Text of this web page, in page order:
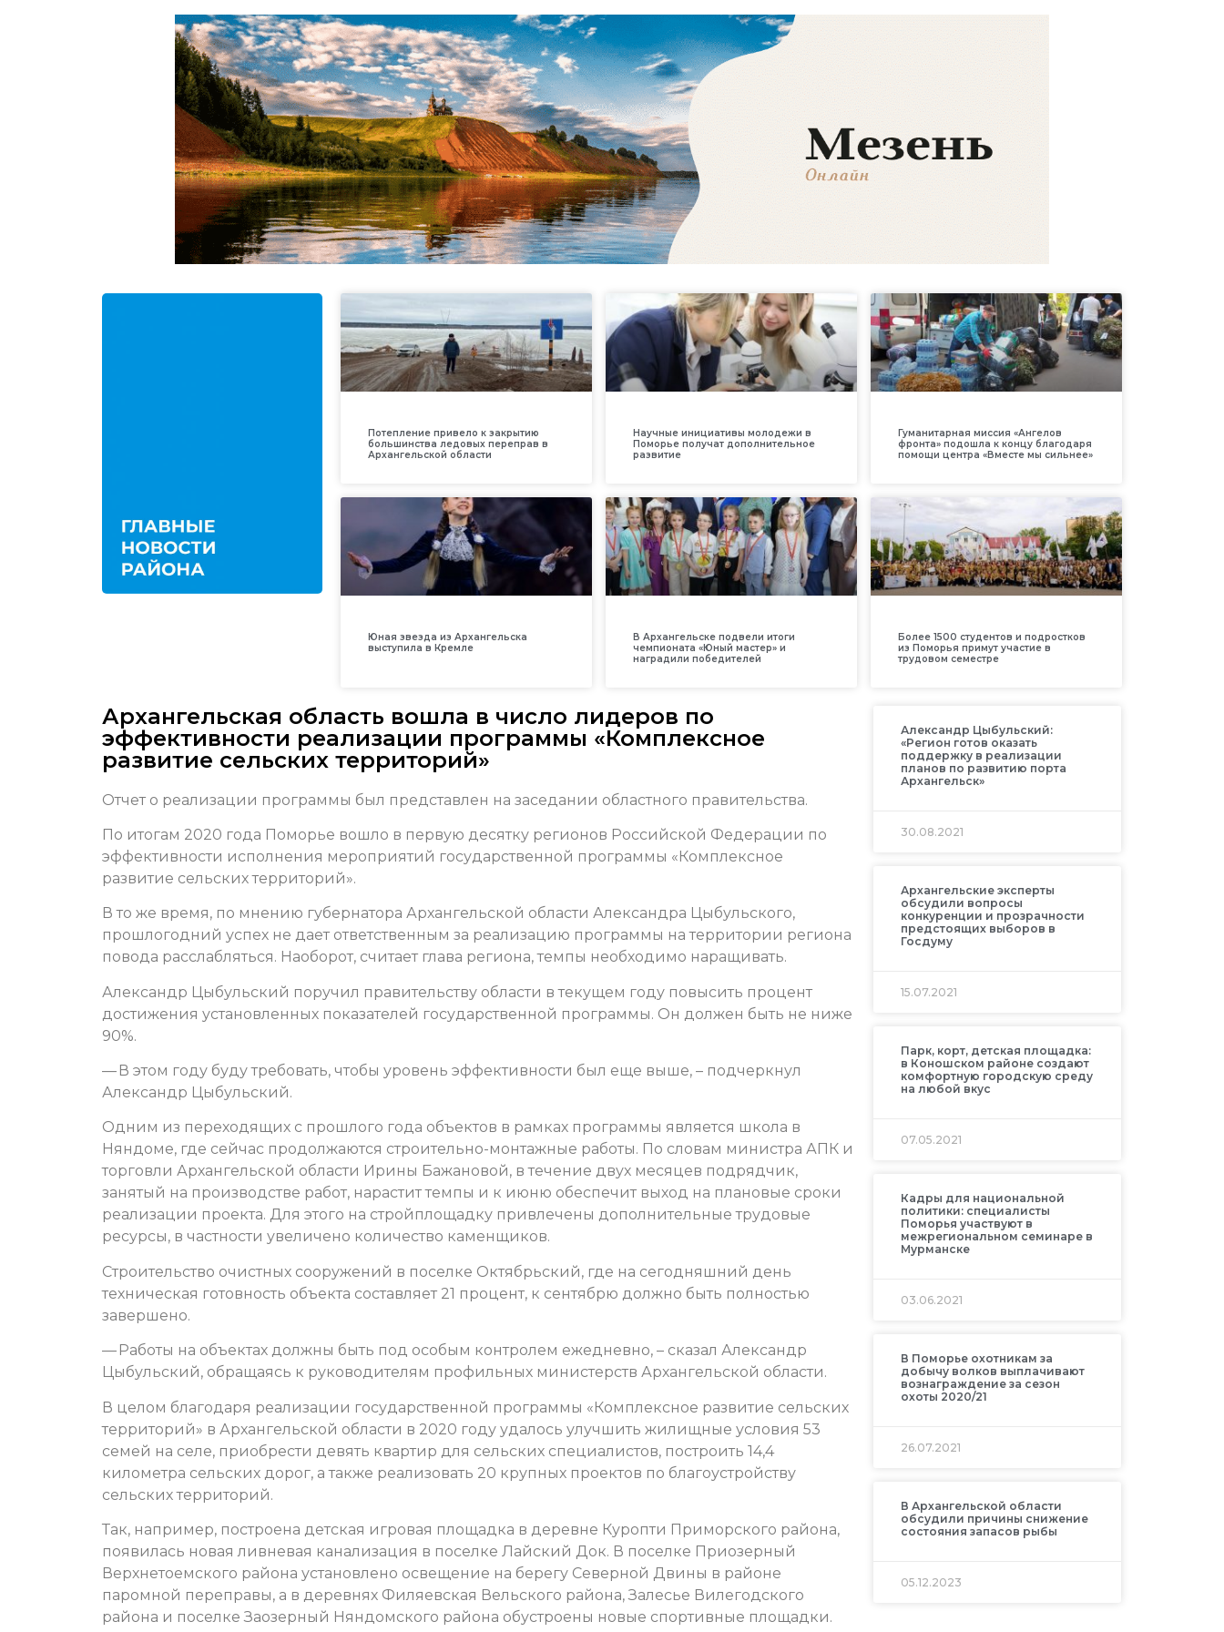
Потепление привело к закрытию
большинства ледовых переправ в
Архангельской области
Научные инициативы молодежи в
Поморье получат дополнительное
развитие
Гуманитарная миссия «Ангелов
фронта» подошла к концу благодаря
помощи центра «Вместе мы сильнее»
Юная звезда из Архангельска
выступила в Кремле
В Архангельске подвели итоги
чемпионата «Юный мастер» и
наградили победителей
Более 1500 студентов и подростков
из Поморья примут участие в
трудовом семестре
Архангельская область вошла в число лидеров по
эффективности реализации программы «Комплексное
развитие сельских территорий»
Отчет о реализации программы был представлен на заседании областного правительства.
По итогам 2020 года Поморье вошло в первую десятку регионов Российской Федерации по
эффективности исполнения мероприятий государственной программы «Комплексное
развитие сельских территорий».
В то же время, по мнению губернатора Архангельской области Александра Цыбульского,
прошлогодний успех не дает ответственным за реализацию программы на территории региона
повода расслабляться. Наоборот, считает глава региона, темпы необходимо наращивать.
Александр Цыбульский поручил правительству области в текущем году повысить процент
достижения установленных показателей государственной программы. Он должен быть не ниже
90%.
— В этом году буду требовать, чтобы уровень эффективности был еще выше, – подчеркнул
Александр Цыбульский.
Одним из переходящих с прошлого года объектов в рамках программы является школа в
Няндоме, где сейчас продолжаются строительно-монтажные работы. По словам министра АПК и
торговли Архангельской области Ирины Бажановой, в течение двух месяцев подрядчик,
занятый на производстве работ, нарастит темпы и к июню обеспечит выход на плановые сроки
реализации проекта. Для этого на стройплощадку привлечены дополнительные трудовые
ресурсы, в частности увеличено количество каменщиков.
Строительство очистных сооружений в поселке Октябрьский, где на сегодняшний день
техническая готовность объекта составляет 21 процент, к сентябрю должно быть полностью
завершено.
— Работы на объектах должны быть под особым контролем ежедневно, – сказал Александр
Цыбульский, обращаясь к руководителям профильных министерств Архангельской области.
В целом благодаря реализации государственной программы «Комплексное развитие сельских
территорий» в Архангельской области в 2020 году удалось улучшить жилищные условия 53
семей на селе, приобрести девять квартир для сельских специалистов, построить 14,4
километра сельских дорог, а также реализовать 20 крупных проектов по благоустройству
сельских территорий.
Так, например, построена детская игровая площадка в деревне Куропти Приморского района,
появилась новая ливневая канализация в поселке Лайский Док. В поселке Приозерный
Верхнетоемского района установлено освещение на берегу Северной Двины в районе
паромной переправы, а в деревнях Филяевская Вельского района, Залесье Вилегодского
района и поселке Заозерный Няндомского района обустроены новые спортивные площадки.
Александр Цыбульский:
«Регион готов оказать
поддержку в реализации
планов по развитию порта
Архангельск»
30.08.2021
Архангельские эксперты
обсудили вопросы
конкуренции и прозрачности
предстоящих выборов в
Госдуму
15.07.2021
Парк, корт, детская площадка:
в Коношском районе создают
комфортную городскую среду
на любой вкус
07.05.2021
Кадры для национальной
политики: специалисты
Поморья участвуют в
межрегиональном семинаре в
Мурманске
03.06.2021
В Поморье охотникам за
добычу волков выплачивают
вознаграждение за сезон
охоты 2020/21
26.07.2021
В Архангельской области
обсудили причины снижение
состояния запасов рыбы
05.12.2023